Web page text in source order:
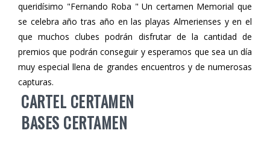
queridísimo "Fernando Roba " Un certamen Memorial que
se celebra año tras año en las playas Almerienses y en el
que muchos clubes podrán disfrutar de la cantidad de
premios que podrán conseguir y esperamos que sea un día
muy especial llena de grandes encuentros y de numerosas
capturas.
CARTEL CERTAMEN
BASES CERTAMEN